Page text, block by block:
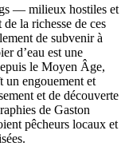
— milieux hostiles et
la richesse de ces
de subvenir à
d’eau est une
le Moyen Âge,
un engouement et
et de découverte
de Gaston
pêcheurs locaux et